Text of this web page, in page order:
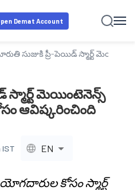
Demat Account
సుజుకి ప్రీ-పెయిడ్ స్మార్ట్ మెయింటెనెన్స్
స్మార్ట్ మెయింటెనెన్స్
కోసం ఆవిష్కరించింది
IST EN
కోసం స్మార్ట్